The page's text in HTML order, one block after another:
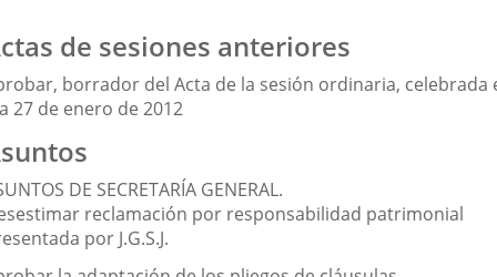
de sesiones anteriores
borrador del Acta de la sesión ordinaria, celebrada
27 de enero de 2012
DE SECRETARÍA GENERAL.
reclamación por responsabilidad patrimonial
por J.G.S.J.